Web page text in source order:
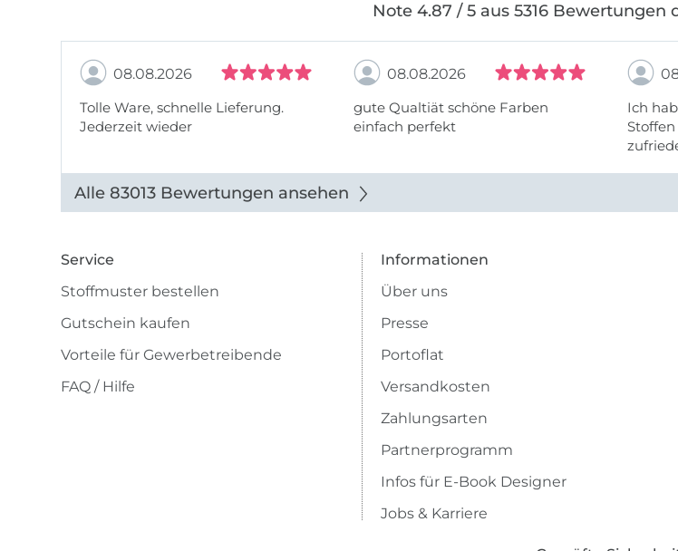
Note 4.87 / 5 aus 5316 Bewertungen
08.08.2026
Tolle Ware, schnelle Lieferung.
Jederzeit wieder
08.08.2026
gute Qualtiät schöne Farben
einfach perfekt
Ich
Alle 83013 Bewertungen ansehen
Service
Stoffmuster bestellen
Gutschein kaufen
Vorteile für Gewerbetreibende
FAQ / Hilfe
Informationen
Über uns
Presse
Portoflat
Versandkosten
Zahlungsarten
Partnerprogramm
Infos für E-Book Designer
Jobs & Karriere